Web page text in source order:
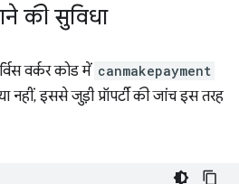
की सुविधा
वर्कर कोड में canmakepayment
नहीं, इससे जुड़ी प्रॉपर्टी की जांच इस तरह